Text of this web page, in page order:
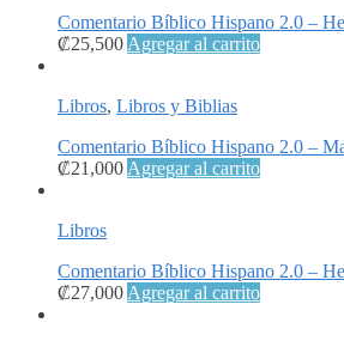
Comentario Bíblico Hispano 2.0 –
₡25,500 Agregar al carrito
Libros, Libros y Biblias
Comentario Bíblico Hispano 2.0 –
₡21,000 Agregar al carrito
Libros
Comentario Bíblico Hispano 2.0 –
₡27,000 Agregar al carrito